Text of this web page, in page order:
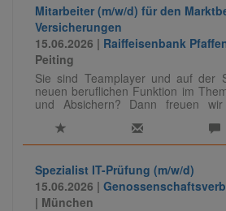
Für unser Team IT-Audit/ -
Spezialisten (m/w/d) für das
Datenschutz und der
Mitarbeiter (m/w/d) für den
Versicherungen
15.06.2026 | Raiffeisenbank
Peiting
Sie sind Teamplayer und auf der
neuen beruflichen Funktion im
und Absichern? Dann freuen
Spezialist IT-Prüfung (m/w/d)
15.06.2026 |
| München